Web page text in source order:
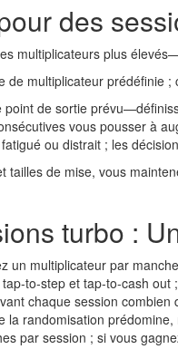
des
multiplicateurs plus
de multiplicateur
point de sortie
vous pousser à
ou distrait ; les
tailles de mise, vous
turbo :
un multiplicateur par
et tap‑to‑cash
chaque session
la randomisation
par session ; si vous